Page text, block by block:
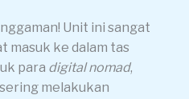
Unit ini sangat
masuk ke dalam tas
para digital nomad,
melakukan